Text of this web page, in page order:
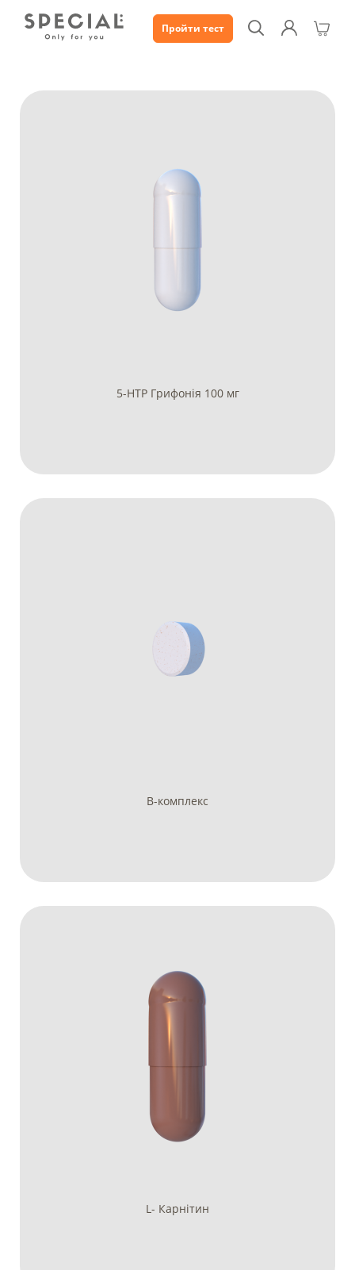
Пройти тест
Каталог
5-HTP Грифонія 100 мг
B-комплекс
L- Карнітин